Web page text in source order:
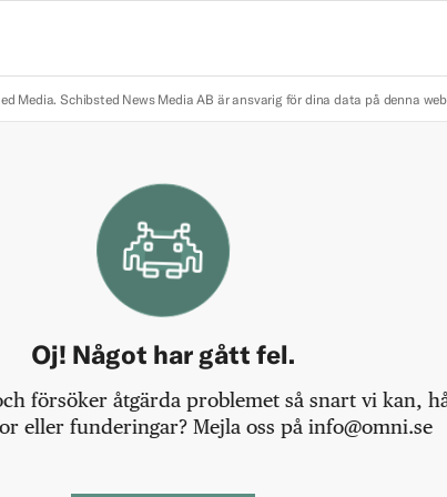
Media. Schibsted News Media AB är ansvarig för dina data på denna
Oj! Något har gått fel.
försöker åtgärda problemet så snart vi kan,
eller funderingar? Mejla oss på info@omni.se